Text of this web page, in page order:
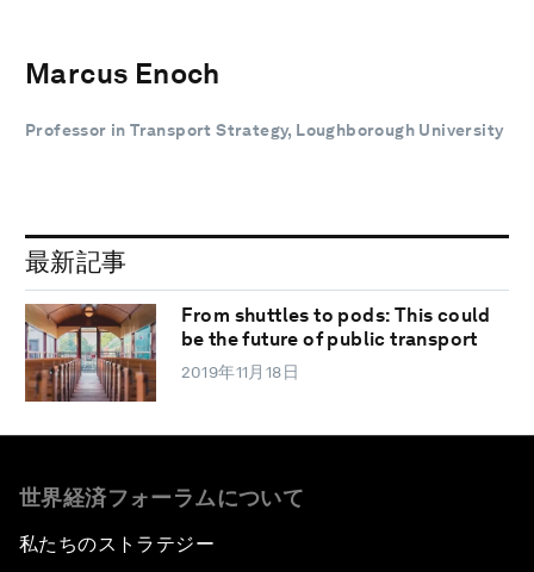
Marcus Enoch
Professor in Transport Strategy, Loughborough University
最新記事
From shuttles to pods: This could
be the future of public transport
2019年11月18日
世界経済フォーラムについて
私たちのストラテジー